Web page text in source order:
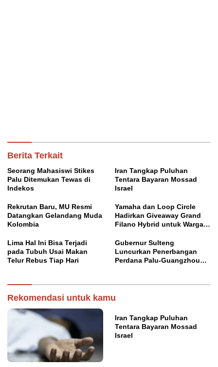
Berita Terkait
Seorang Mahasiswi Stikes
Palu Ditemukan Tewas di
Indekos
Iran Tangkap Puluhan
Tentara Bayaran Mossad
Israel
Rekrutan Baru, MU Resmi
Datangkan Gelandang Muda
Kolombia
Yamaha dan Loop Circle
Hadirkan Giveaway Grand
Filano Hybrid untuk Warga
Lima Hal Ini Bisa Terjadi
pada Tubuh Usai Makan
Telur Rebus Tiap Hari
Gubernur Sulteng
Luncurkan Penerbangan
Perdana Palu-Guangzhou
Rekomendasi untuk kamu
Iran Tangkap Puluhan
Tentara Bayaran Mossad
Israel